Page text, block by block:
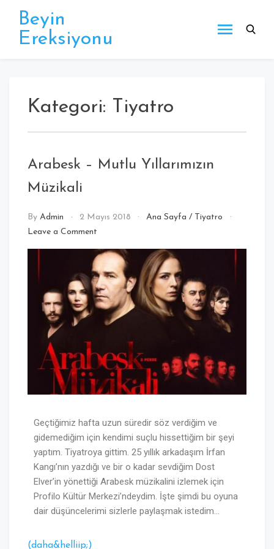
Beyin
Ereksiyonu
Kategori: Tiyatro
Arabesk – Mutlu Yıllarımızın
Müzikali
By Admin 2 Mayıs 2018 Ana Sayfa / Tiyatro
Leave a Comment
Geçtiğimiz hafta uzun süredir söz verdiğim ve
gidemediğim için kendimi suçlu hissettiğim bir şeyi
yaptım. Tiyatroya gittim. 25 yıllık arkadaşım İrfan
Kangı’nın yazdığı ve bir o kadar sevdiğim Dost
Elver’in yönettiği Arabesk müzikalini izlemek için
Profilo Kültür Merkezi’ndeydim. İşte şimdi bu oyuna
dair düşüncelerimi sizlerle paylaşmak istedim…
(daha&helliip;)